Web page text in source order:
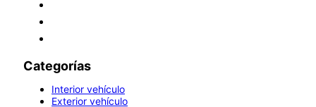
Categorías
Interior vehículo
Exterior vehículo